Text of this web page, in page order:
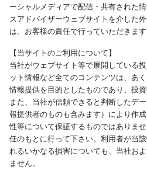
ーシャルメディアで配信・共有された
スアドバイザーウェブサイトを介した
は、お客様の責任で行っていただきます
【当サイトのご利用について】
当社がウェブサイト等で展開している
ット情報など全てのコンテンツは、あ
情報提供を目的としたものであり、投
また、当社が信頼できると判断したデ
報提供者のものも含みます）により作
性等について保証するものではありま
任のもとに行って下さい。利用者が当
れるいかなる損害についても、当社お
ません。